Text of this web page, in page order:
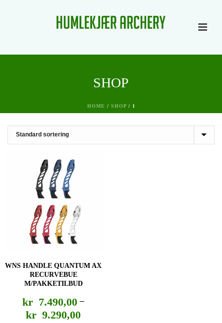
SHOP
HOME / SHOP/ 1
WNS HANDLE QUANTUM AX
RECURVEBUE
M/PAKKETILBUD
kr 7.490,00 –
kr 9.290,00Prisområde: